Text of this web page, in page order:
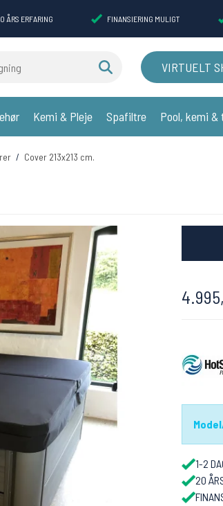
ÅRS ERFARING FINANSIERING MULIGT
VIRTUELT
Kemi & Pleje Spafiltre Pool, kemi &
/ Cover 213x213 cm.
1-2
20